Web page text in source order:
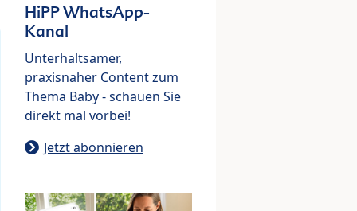
HiPP WhatsApp-
Kanal
Unterhaltsamer,
praxisnaher Content zum
Thema Baby - schauen Sie
direkt mal vorbei!
Jetzt abonnieren